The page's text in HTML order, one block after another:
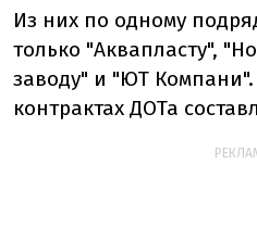
Из них по одному
только "Аквапласту",
заводу" и "ЮТ
контрактах ДОТа